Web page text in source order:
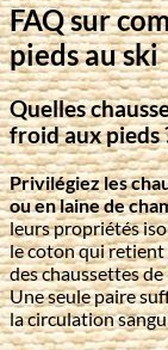
FAQ sur
pieds au ski
Quelles
froid aux pieds
Privilégiez les
ou en laine de
leurs propriétés
le coton qui
des chaussettes
Une seule paire
la circulation